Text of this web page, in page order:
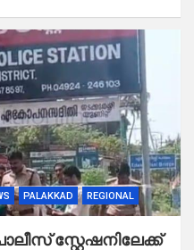
PALAKKAD REGIONAL
സ്റ്റേഷനിലേക്ക്